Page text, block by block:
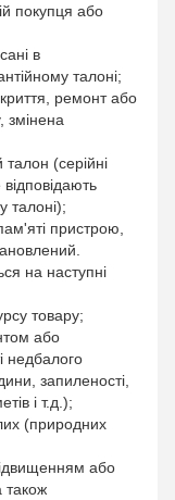
покупця або
в
талоні;
ремонт або
змінена
(серійні
талоні);
пристрою,
на наступні
товару;
або
недбалого
запиленості,
і т.д.);
(природних
або
також